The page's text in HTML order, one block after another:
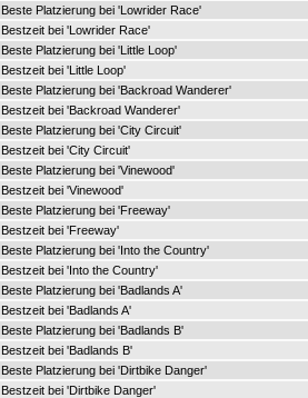
Beste Platzierung bei 'Lowrider Race'
Bestzeit bei 'Lowrider Race'
Beste Platzierung bei 'Little Loop'
Bestzeit bei 'Little Loop'
Beste Platzierung bei 'Backroad Wanderer'
Bestzeit bei 'Backroad Wanderer'
Beste Platzierung bei 'City Circuit'
Bestzeit bei 'City Circuit'
Beste Platzierung bei 'Vinewood'
Bestzeit bei 'Vinewood'
Beste Platzierung bei 'Freeway'
Bestzeit bei 'Freeway'
Beste Platzierung bei 'Into the Country'
Bestzeit bei 'Into the Country'
Beste Platzierung bei 'Badlands A'
Bestzeit bei 'Badlands A'
Beste Platzierung bei 'Badlands B'
Bestzeit bei 'Badlands B'
Beste Platzierung bei 'Dirtbike Danger'
Bestzeit bei 'Dirtbike Danger'